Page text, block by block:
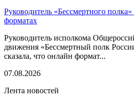
Руководитель «Бессмертного
форматах
Руководитель исполкома
движения «Бессмертный полк
сказала, что онлайн формат...
07.08.2026
Лента новостей